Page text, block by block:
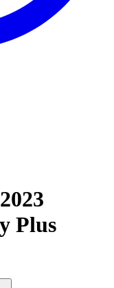
Plus